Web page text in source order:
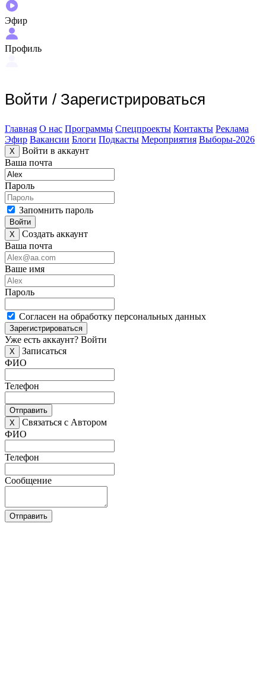
Эфир
Профиль
Войти / Зарегистрироваться
Главная О нас Программы Спецпроекты Контакты Реклама
Эфир Вакансии Блоги Подкасты Мероприятия Выборы-2026
X
Войти в аккаунт
Ваша почта
Пароль
Запомнить пароль
Войти
X
Создать аккаунт
Ваша почта
Ваше имя
Пароль
Согласен на обработку персональных данных
Зарегистрироваться
Уже есть аккаунт? Войти
X
Записаться
ФИО
Телефон
Отправить
X
Связаться с Автором
ФИО
Телефон
Сообщение
Отправить